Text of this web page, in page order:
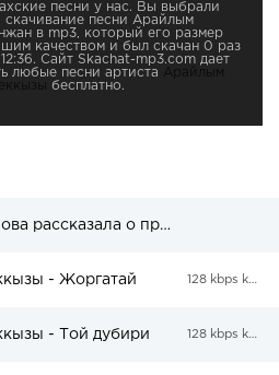
песни у нас. Вы выбрали
скачивание песни Арайлым
в mp3, который его размер
качеством и был скачан 0 раз
Сайт Skachat-mp3.com дает
любые песни артиста
Арайлым
бесплатно.
Гульнур Мамасарипова рассказала о продолжение сериала «Келинжан»
- Жоргатай 128 kbps kbps
- Той дубири 128 kbps kbps